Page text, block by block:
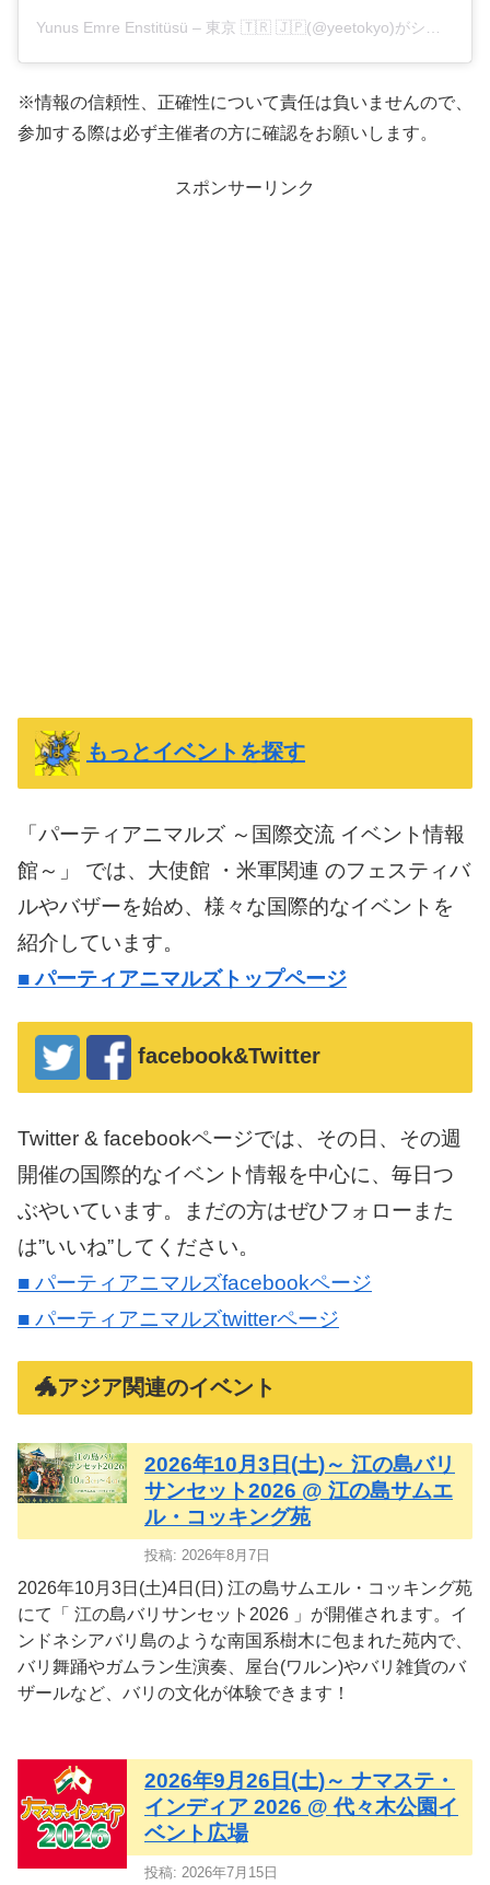
※情報の信頼性、正確性について責任は負いませんので、
参加する際は必ず主催者の方に確認をお願いします。
スポンサーリンク
もっとイベントを探す
「パーティアニマルズ ～国際交流 イベント情報
館～」 では、大使館 ・米軍関連 のフェスティバ
ルやバザーを始め、様々な国際的なイベントを
紹介しています。
■パーティアニマルズトップページ
facebook&Twitter
Twitter & facebookページでは、その日、その週
開催の国際的なイベント情報を中心に、毎日つ
ぶやいています。まだの方はぜひフォローまた
は”いいね”してください。
■ パーティアニマルズfacebookページ
■ パーティアニマルズtwitterページ
🐲アジア関連のイベント
2026年10月3日(土)～ 江の島バリ
サンセット2026 @ 江の島サムエ
ル・コッキング苑
投稿: 2026年8月7日
2026年10月3日(土)4日(日) 江の島サムエル・コッキング苑
にて「 江の島バリサンセット2026 」が開催されます。イ
ンドネシアバリ島のような南国系樹木に包まれた苑内で、
バリ舞踊やガムラン生演奏、屋台(ワルン)やバリ雑貨のバ
ザールなど、バリの文化が体験できます！
2026年9月26日(土)～ ナマステ・
インディア 2026 @ 代々木公園イ
ベント広場
投稿: 2026年7月15日